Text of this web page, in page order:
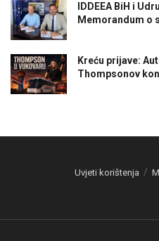
IDDEEA BiH i
Memorandum o
Kreću prijave:
Thompsonov
Uvjeti korištenja